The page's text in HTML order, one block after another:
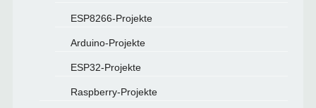
ESP8266-Projekte
Arduino-Projekte
ESP32-Projekte
Raspberry-Projekte